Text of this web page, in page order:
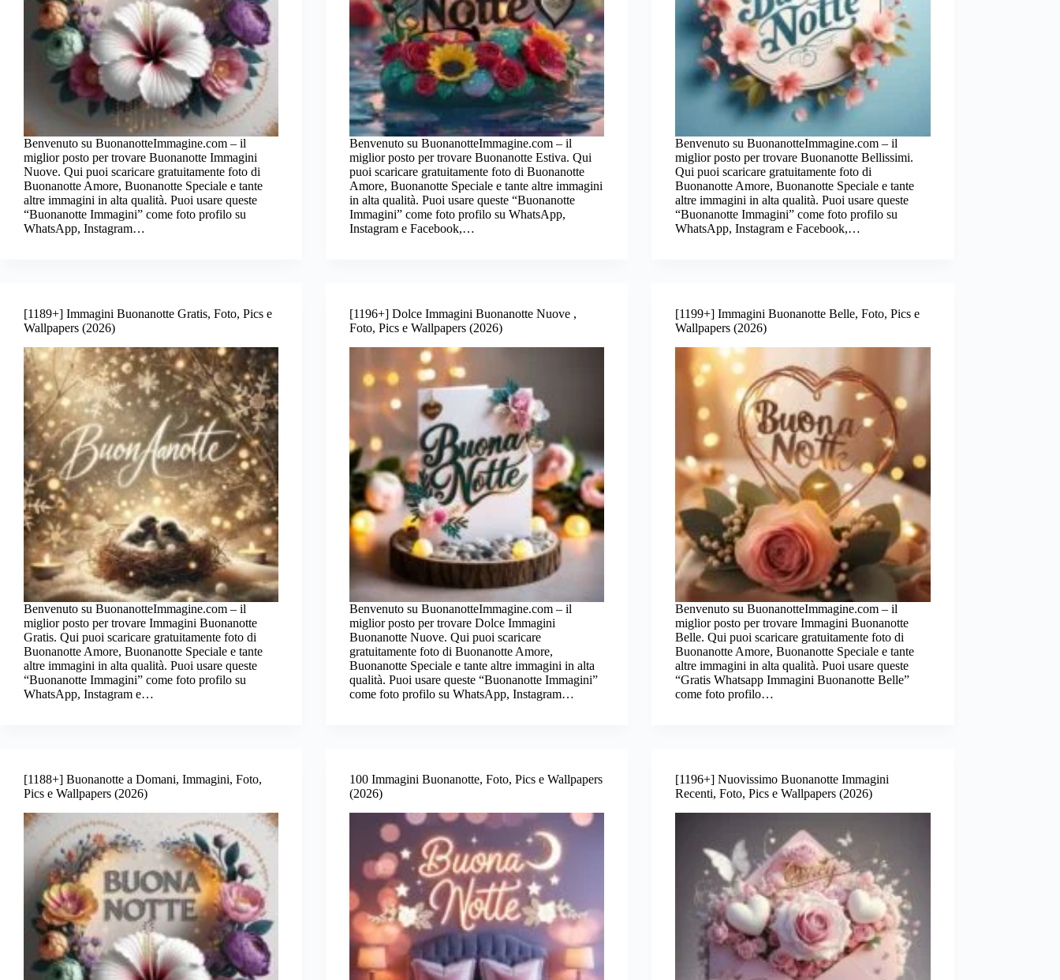
Benvenuto su BuonanotteImmagine.com – il
miglior posto per trovare Buonanotte Immagini
Nuove. Qui puoi scaricare gratuitamente foto di
Buonanotte Amore, Buonanotte Speciale e tante
altre immagini in alta qualità. Puoi usare queste
“Buonanotte Immagini” come foto profilo su
WhatsApp, Instagram…
Benvenuto su BuonanotteImmagine.com – il
miglior posto per trovare Buonanotte Estiva. Qui
puoi scaricare gratuitamente foto di Buonanotte
Amore, Buonanotte Speciale e tante altre immagini
in alta qualità. Puoi usare queste “Buonanotte
Immagini” come foto profilo su WhatsApp,
Instagram e Facebook,…
Benvenuto su BuonanotteImmagine.com – il
miglior posto per trovare Buonanotte Bellissimi.
Qui puoi scaricare gratuitamente foto di
Buonanotte Amore, Buonanotte Speciale e tante
altre immagini in alta qualità. Puoi usare queste
“Buonanotte Immagini” come foto profilo su
WhatsApp, Instagram e Facebook,…
[1189+] Immagini Buonanotte Gratis, Foto, Pics e
Wallpapers (2026)
Benvenuto su BuonanotteImmagine.com – il
miglior posto per trovare Immagini Buonanotte
Gratis. Qui puoi scaricare gratuitamente foto di
Buonanotte Amore, Buonanotte Speciale e tante
altre immagini in alta qualità. Puoi usare queste
“Buonanotte Immagini” come foto profilo su
WhatsApp, Instagram e…
[1196+] Dolce Immagini Buonanotte Nuove ,
Foto, Pics e Wallpapers (2026)
Benvenuto su BuonanotteImmagine.com – il
miglior posto per trovare Dolce Immagini
Buonanotte Nuove. Qui puoi scaricare
gratuitamente foto di Buonanotte Amore,
Buonanotte Speciale e tante altre immagini in alta
qualità. Puoi usare queste “Buonanotte Immagini”
come foto profilo su WhatsApp, Instagram…
[1199+] Immagini Buonanotte Belle, Foto, Pics e
Wallpapers (2026)
Benvenuto su BuonanotteImmagine.com – il
miglior posto per trovare Immagini Buonanotte
Belle. Qui puoi scaricare gratuitamente foto di
Buonanotte Amore, Buonanotte Speciale e tante
altre immagini in alta qualità. Puoi usare queste
“Gratis Whatsapp Immagini Buonanotte Belle”
come foto profilo…
[1188+] Buonanotte a Domani, Immagini, Foto,
Pics e Wallpapers (2026)
100 Immagini Buonanotte, Foto, Pics e Wallpapers
(2026)
[1196+] Nuovissimo Buonanotte Immagini
Recenti, Foto, Pics e Wallpapers (2026)